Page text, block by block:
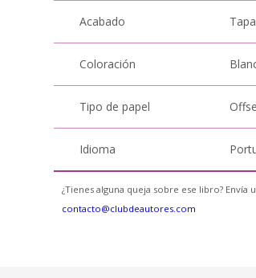
Acabado
Coloración
Tipo de papel
Idioma
¿Tienes alguna queja sobre ese libro?
contacto@clubdeautores.com